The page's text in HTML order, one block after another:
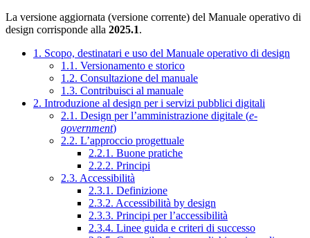
La versione aggiornata (versione corrente) del Manuale operativo di
design corrisponde alla 2025.1.
1. Scopo, destinatari e uso del Manuale operativo di design
1.1. Versionamento e storico
1.2. Consultazione del manuale
1.3. Contribuisci al manuale
2. Introduzione al design per i servizi pubblici digitali
2.1. Design per l’amministrazione digitale (e-
government)
2.2. L’approccio progettuale
2.2.1. Buone pratiche
2.2.2. Principi
2.3. Accessibilità
2.3.1. Definizione
2.3.2. Accessibilità by design
2.3.3. Principi per l’accessibilità
2.3.4. Linee guida e criteri di successo